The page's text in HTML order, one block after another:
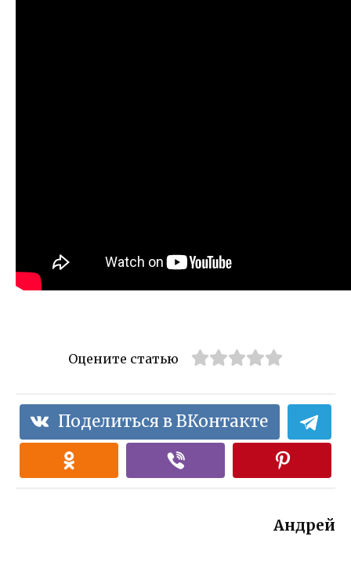
Оцените статью
Поделиться в ВКонтакте
Андрей